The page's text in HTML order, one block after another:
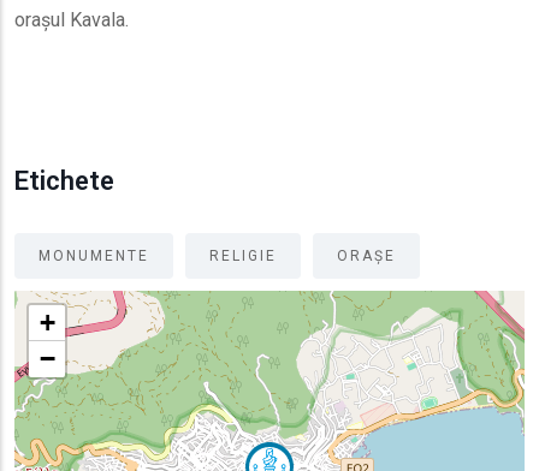
orașul Kavala.
Etichete
MONUMENTE RELIGIE ORAȘE
+
−